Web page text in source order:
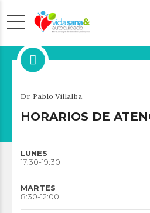
DR. PABLO
Dr. Pablo Villalba
HORARIOS DE
LUNES
17:30-19:30
MARTES
8:30-12:00